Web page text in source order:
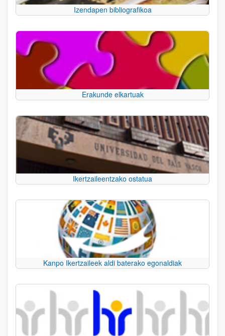
Izendapen bibliografikoa
Erakunde elkartuak
Ikertzaileentzako ostatua
Kanpo Ikertzaileek aldi baterako egonaldiak